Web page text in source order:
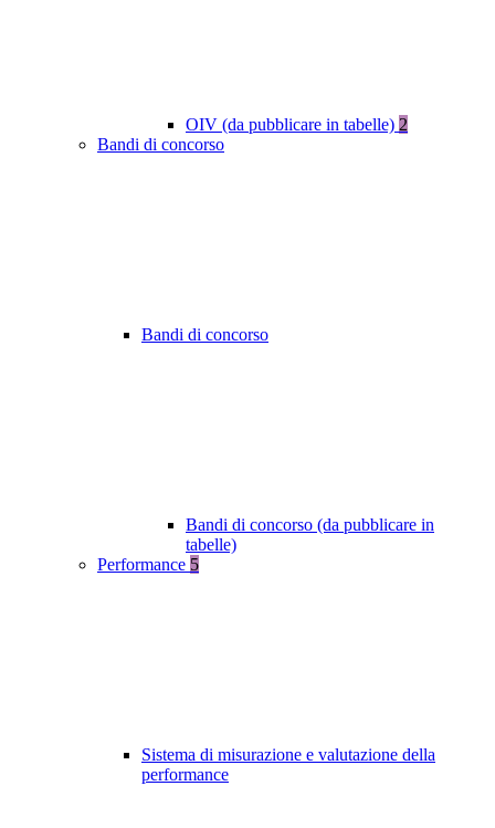
OIV (da pubblicare in tabelle) 2
Bandi di concorso
Bandi di concorso
Bandi di concorso (da pubblicare in
tabelle)
Performance 5
Sistema di misurazione e valutazione della
performance